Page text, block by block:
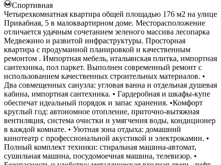
Спортивная
Четырехкомнатная квартира общей площадью 176 м2 на улице
Привабная, 5 в малоквартирном доме. Месторасположение
отличается удачным сочетанием зеленого массива лесопарка
Медвежино и развитой инфраструктуры. Просторная
квартира с продуманной планировкой и качественным
ремонтом . Импортная мебель, итальянская плитка, импортная
сантехника, пол паркет. Выполнен современный ремонт с
использованием качественных строительных материалов. •
Два совмещенных санузла: угловая ванна и отдельная душевая
кабина, импортная сантехника. • Гардеробная и шкафы-купе
обеспечат идеальный порядок и запас хранения. •Комфорт
круглый год: автономное отопление, приточно-вытяжная
вентиляция, система очистки и умягчения воды, кондиционер
в каждой комнате. • Уютная зона отдыха: домашний
кинотеатр с профессиональной акустикой и электрокамин. •
Полный комплект техники: стиральная машина-автомат,
сушильная машина, посудомоечная машина, телевизор. •